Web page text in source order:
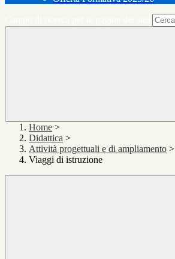
Home >
Didattica >
Attività progettuali e di ampliamento >
Viaggi di istruzione